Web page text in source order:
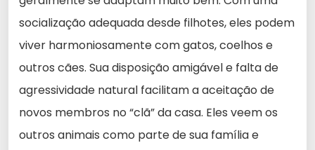
socialização adequada desde filhotes, eles podem
viver harmoniosamente com gatos, coelhos e
outros cães. Sua disposição amigável e falta de
agressividade natural facilitam a aceitação de
novos membros no “clã” da casa. Eles veem os
outros animais como parte de sua família e